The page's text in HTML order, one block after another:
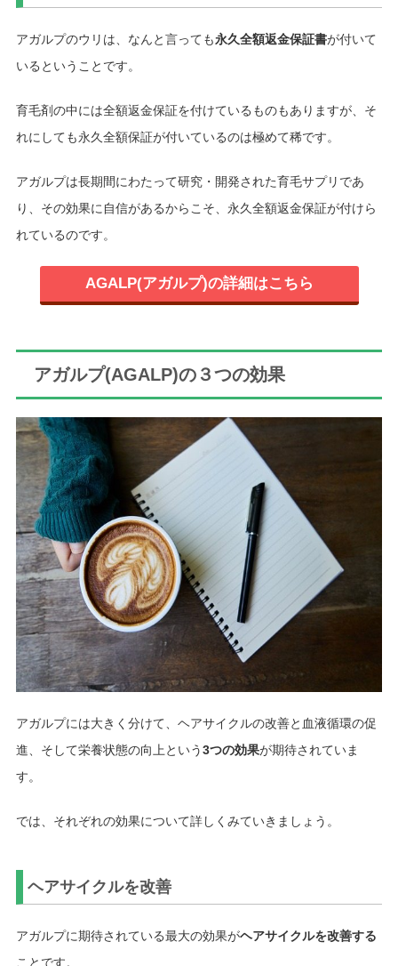
アガルプのウリは、なんと言っても永久全額返金保証書が付いて
いるということです。
育毛剤の中には全額返金保証を付けているものもありますが、そ
れにしても永久全額保証が付いているのは極めて稀です。
アガルプは長期間にわたって研究・開発された育毛サプリであ
り、その効果に自信があるからこそ、永久全額返金保証が付けら
れているのです。
AGALP(アガルプ)の詳細はこちら
アガルプ(AGALP)の３つの効果
アガルプには大きく分けて、ヘアサイクルの改善と血液循環の促
進、そして栄養状態の向上という3つの効果が期待されていま
す。
では、それぞれの効果について詳しくみていきましょう。
ヘアサイクルを改善
アガルプに期待されている最大の効果がヘアサイクルを改善する
ことです。